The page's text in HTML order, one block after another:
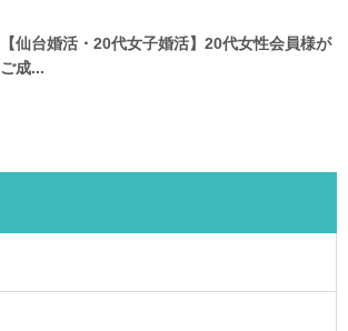
【仙台婚活・20代女子婚活】20代女性会員様が
ご成...